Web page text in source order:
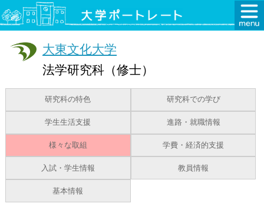
大東文化大学
法学研究科（修士）
研究科の特色 研究科での学び
学生生活支援 進路・就職情報
様々な取組 学費・経済的支援
入試・学生情報 教員情報
基本情報